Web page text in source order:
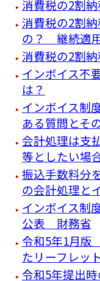
消費税の2割
消費税の2割
の？ 継続適
消費税の2割
インボイス不
は？
インボイス制
ある質問と
会計処理は支
等としたい場
振込手数料分
の会計処理と
インボイス制
公表 財務省
令和5年1月版
たリーフレ
令和5年提出